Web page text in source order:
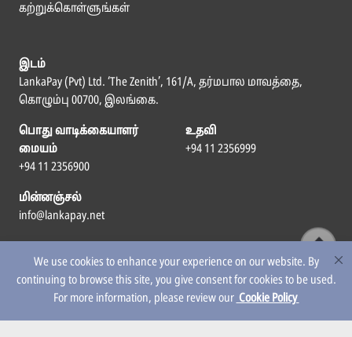
We use cookies to enhance your experience on our website. By
continuing to browse this site, you give consent for cookies to be used.
For more information, please review ourCookie Policy
கற்றுக்கொள்ளுங்கள்
இடம்
LankaPay (Pvt) Ltd. ‘The Zenith’, 161/A, தர்மபால மாவத்தை,
கொழும்பு 00700, இலங்கை.
பொது வாடிக்கையாளர்
மையம்
+94 11 2356900
உதவி
+94 11 2356999
மின்னஞ்சல்
info@lankapay.net
எம்மைப் பின்தொடர